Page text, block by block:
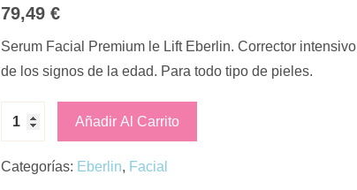
79,49€
Serum Facial Premium le Lift Eberlin. Corrector intensivo
de los signos de la edad. Para todo tipo de pieles.
Añadir Al Carrito
Categorías: Eberlin, Facial